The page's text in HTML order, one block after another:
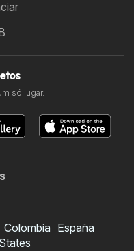
só lugar.
Colombia España